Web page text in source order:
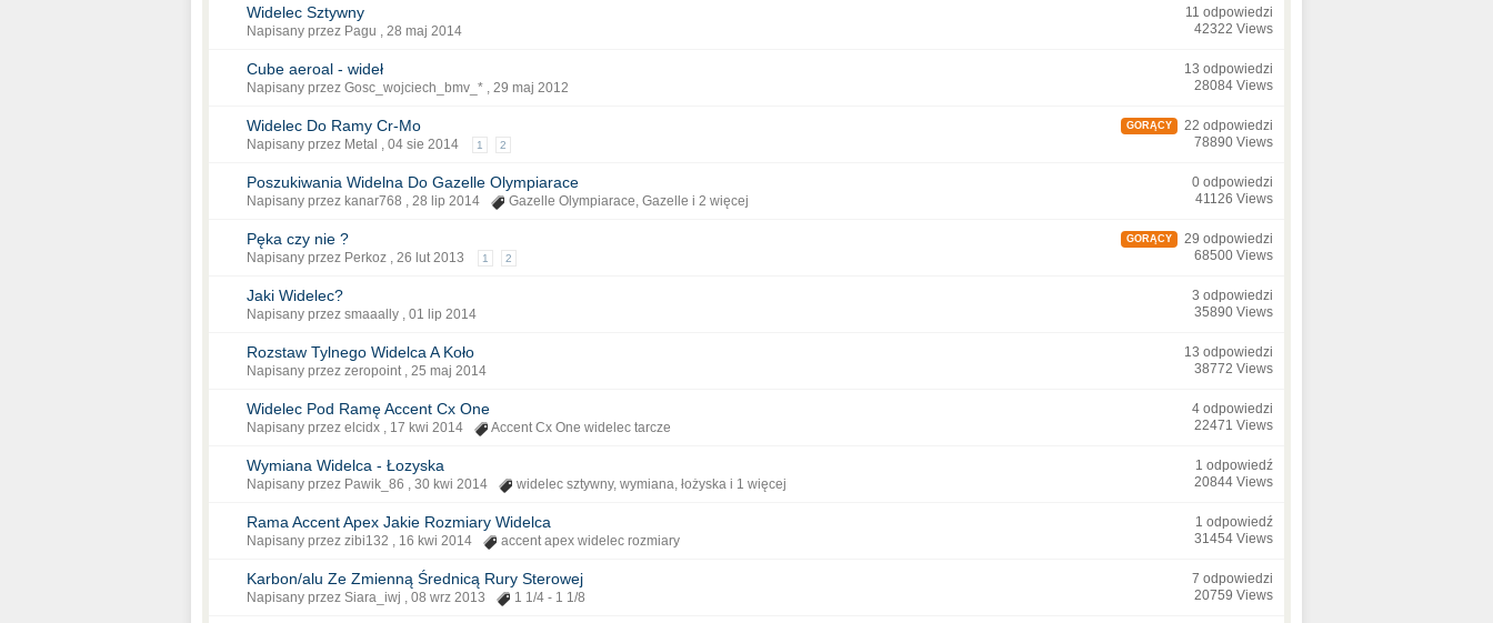
Widelec Sztywny
Napisany przez Pagu , 28 maj 2014
11 odpowiedzi
42322 Views
Cube aeroal - wideł
Napisany przez Gosc_wojciech_bmv_* , 29 maj 2012
13 odpowiedzi
28084 Views
Widelec Do Ramy Cr-Mo
Napisany przez Metal , 04 sie 2014 1 2
GORĄCY
22 odpowiedzi
78890 Views
Poszukiwania Widelna Do Gazelle Olympiarace
Napisany przez kanar768 , 28 lip 2014 Gazelle Olympiarace, Gazelle i 2 więcej
0 odpowiedzi
41126 Views
Pęka czy nie ?
Napisany przez Perkoz , 26 lut 2013 1 2
GORĄCY
29 odpowiedzi
68500 Views
Jaki Widelec?
Napisany przez smaaally , 01 lip 2014
3 odpowiedzi
35890 Views
Rozstaw Tylnego Widelca A Koło
Napisany przez zeropoint , 25 maj 2014
13 odpowiedzi
38772 Views
Widelec Pod Ramę Accent Cx One
Napisany przez elcidx , 17 kwi 2014 Accent Cx One widelec tarcze
4 odpowiedzi
22471 Views
Wymiana Widelca - Łozyska
Napisany przez Pawik_86 , 30 kwi 2014 widelec sztywny, wymiana, łożyska i 1 więcej
1 odpowiedź
20844 Views
Rama Accent Apex Jakie Rozmiary Widelca
Napisany przez zibi132 , 16 kwi 2014 accent apex widelec rozmiary
1 odpowiedź
31454 Views
Karbon/alu Ze Zmienną Średnicą Rury Sterowej
Napisany przez Siara_iwj , 08 wrz 2013 1 1/4 - 1 1/8
7 odpowiedzi
20759 Views